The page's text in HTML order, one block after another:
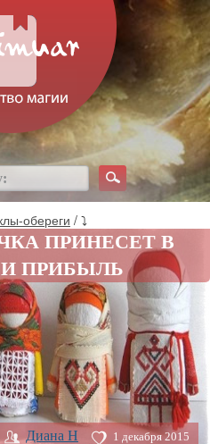
обереги / ⤵
ПРИНЕСЕТ В
ПРИБЫЛЬ
Диана H 1 декабря 2015